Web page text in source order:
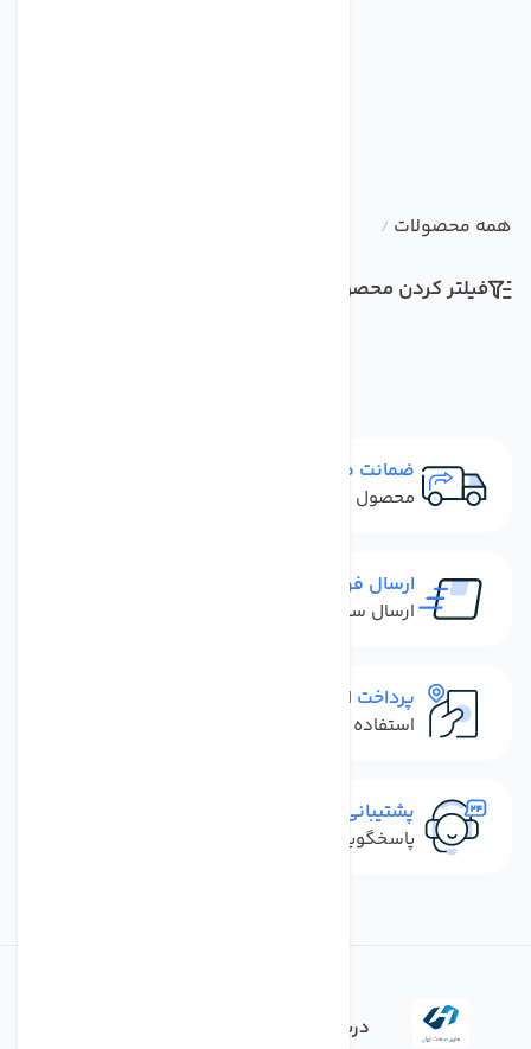
همه محصولات /
فیلتر کردن محصولات
ضمانت مرجوعی
محصول نباید آسیب دیده باشد
ارسال فوری
ارسال سفارش در کمترین زمان ممکن
پرداخت امن
استفاده از روش‌های پرداخت امن
پشتیبانی سریع
پاسخگویی سریع به تماس‌ها و پیام‌ها
درباره فروشگاه